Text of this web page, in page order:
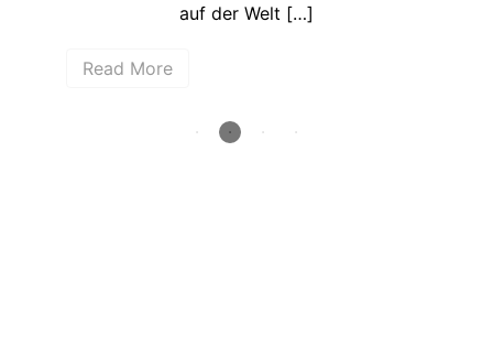
auf der Welt […]
Read More